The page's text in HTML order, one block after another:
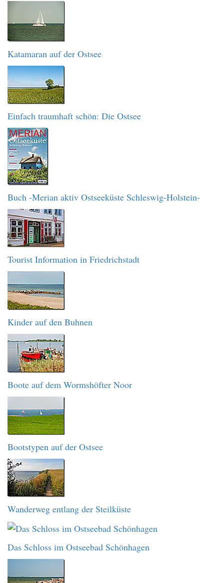
Katamaran auf der Ostsee
Einfach traumhaft schön: Die Ostsee
Buch -Merian aktiv Ostseeküste Schleswig-Holstein-
Tourist Information in Friedrichstadt
Kinder auf den Buhnen
Boote auf dem Wormshöfter Noor
Bootstypen auf der Ostsee
Wanderweg entlang der Steilküste
Das Schloss im Ostseebad Schönhagen